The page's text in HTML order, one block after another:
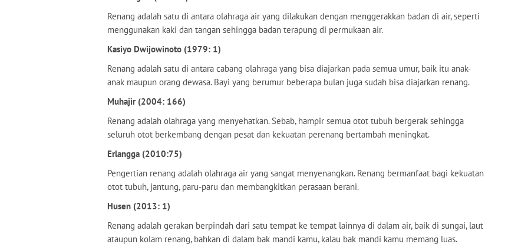
Renang adalah satu di antara olahraga air yang dilakukan dengan menggerakkan badan di air, seperti
menggunakan kaki dan tangan sehingga badan terapung di permukaan air.
Kasiyo Dwijowinoto (1979: 1)
Renang adalah satu di antara cabang olahraga yang bisa diajarkan pada semua umur, baik itu anak-
anak maupun orang dewasa. Bayi yang berumur beberapa bulan juga sudah bisa diajarkan renang.
Muhajir (2004: 166)
Renang adalah olahraga yang menyehatkan. Sebab, hampir semua otot tubuh bergerak sehingga
seluruh otot berkembang dengan pesat dan kekuatan perenang bertambah meningkat.
Erlangga (2010:75)
Pengertian renang adalah olahraga air yang sangat menyenangkan. Renang bermanfaat bagi kekuatan
otot tubuh, jantung, paru-paru dan membangkitkan perasaan berani.
Husen (2013: 1)
Renang adalah gerakan berpindah dari satu tempat ke tempat lainnya di dalam air, baik di sungai, laut
ataupun kolam renang, bahkan di dalam bak mandi kamu, kalau bak mandi kamu memang luas.